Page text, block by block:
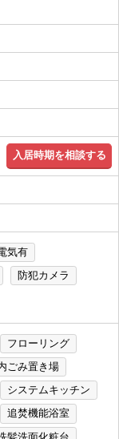
入居時期を相談する
気有
防犯カメラ
フローリング
ごみ置き場
システムキッチン
追焚機能浴室